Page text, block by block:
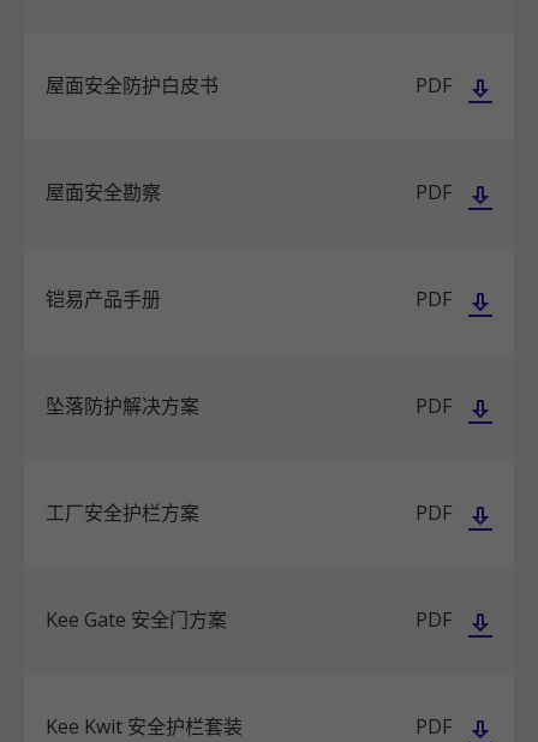
屋面安全防护白皮书 PDF
屋面安全勘察 PDF
铠易产品手册 PDF
坠落防护解决方案 PDF
工厂安全护栏方案 PDF
Kee Gate 安全门方案 PDF
Kee Kwit 安全护栏套装 PDF